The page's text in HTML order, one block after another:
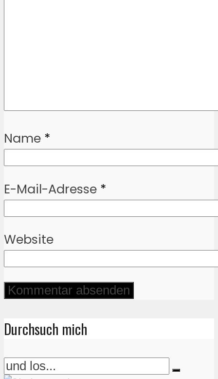
Name *
E-Mail-Adresse *
Website
Durchsuch mich